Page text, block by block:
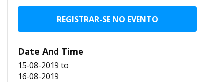
REGISTRAR-SE NO EVENTO
Date And Time
15-08-2019 to
16-08-2019